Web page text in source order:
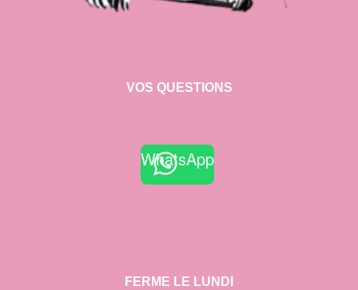
VOS QUESTIONS
WhatsApp
FERME LE LUNDI